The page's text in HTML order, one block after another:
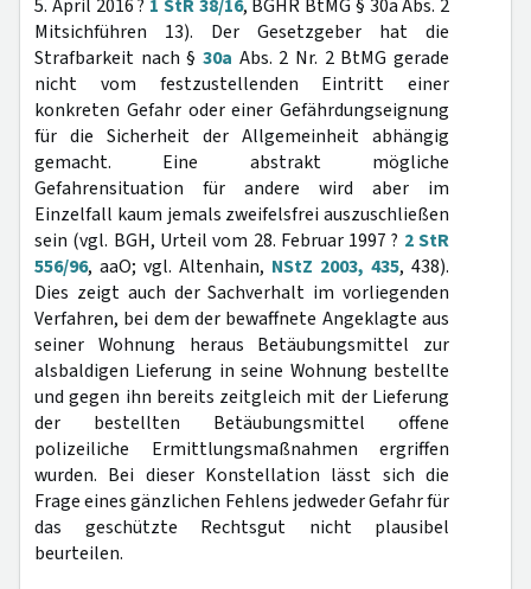
5. April 2016 ? 1 StR 38/16, BGHR BtMG § 30a Abs. 2
Mitsichführen 13). Der Gesetzgeber hat die
Strafbarkeit nach § 30a Abs. 2 Nr. 2 BtMG gerade
nicht vom festzustellenden Eintritt einer
konkreten Gefahr oder einer Gefährdungseignung
für die Sicherheit der Allgemeinheit abhängig
gemacht. Eine abstrakt mögliche
Gefahrensituation für andere wird aber im
Einzelfall kaum jemals zweifelsfrei auszuschließen
sein (vgl. BGH, Urteil vom 28. Februar 1997 ? 2 StR
556/96, aaO; vgl. Altenhain, NStZ 2003, 435, 438).
Dies zeigt auch der Sachverhalt im vorliegenden
Verfahren, bei dem der bewaffnete Angeklagte aus
seiner Wohnung heraus Betäubungsmittel zur
alsbaldigen Lieferung in seine Wohnung bestellte
und gegen ihn bereits zeitgleich mit der Lieferung
der bestellten Betäubungsmittel offene
polizeiliche Ermittlungsmaßnahmen ergriffen
wurden. Bei dieser Konstellation lässt sich die
Frage eines gänzlichen Fehlens jedweder Gefahr für
das geschützte Rechtsgut nicht plausibel
beurteilen.